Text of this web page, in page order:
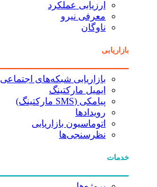
ارزیابی عملکرد
معرفی نیرو
ناوگان
بازاریابی
بازاریابی شبکه‌های اجتماعی
ایمیل مارکتینگ
پیامکی (SMS مارکتینگ)
رویدادها
اتوماسیون بازاریابی
نظرسنجی‌ها
خدمات